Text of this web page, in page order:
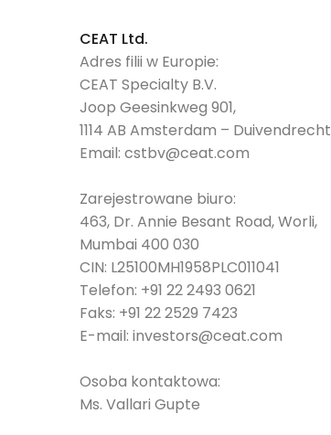
CEAT Ltd.
Adres filii w Europie:
CEAT Specialty B.V.
Joop Geesinkweg 901,
1114 AB Amsterdam – Duivendrecht
Email: cstbv@ceat.com
Zarejestrowane biuro:
463, Dr. Annie Besant Road, Worli,
Mumbai 400 030
CIN: L25100MH1958PLC011041
Telefon: +91 22 2493 0621
Faks: +91 22 2529 7423
E-mail: investors@ceat.com
Osoba kontaktowa:
Ms. Vallari Gupte